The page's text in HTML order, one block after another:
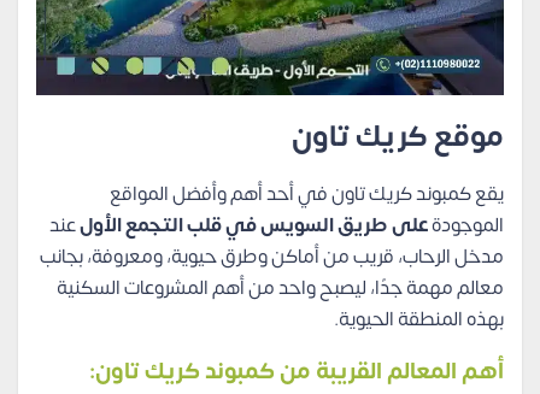
موقع كريك تاون
يقع كمبوند كريك تاون في أحد أهم وأفضل المواقع
الموجودةعلى طريق السويس في قلب التجمع الأولعند
مدخل الرحاب، قريب من أماكن وطرق حيوية، ومعروفة، بجانب
معالم مهمة جدًا، ليصبح واحد من أهم المشروعات السكنية
بهذه المنطقة الحيوية.
أهم المعالم القريبة من كمبوند كريك تاون: